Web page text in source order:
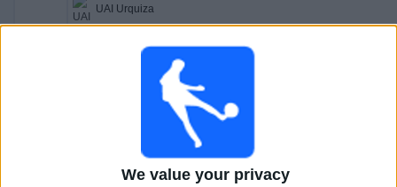
We value your privacy
UAI Urquiza
Argentino de Merlo